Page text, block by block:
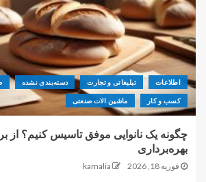
اطلاعات تبلیغاتی و تجارت دسته‌بندی نشده
کسب و کار ماشین الات صنعتی
چگونه یک نانوایی موفق تاسیس کنیم؟ از
بهره‌برداری
فوریه 18, 2026 kamalia